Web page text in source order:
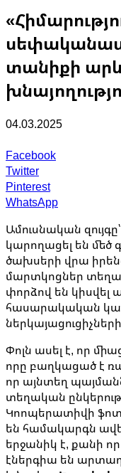
տանիքի
04.03.2025
Facebook
Twitter
Pinterest
WhatsApp
Ամուսնական
կարողացել են մեծ
ծախսերի վրա
մարտկոցներ
փորձով են կիսվել
հասարակական
Փոլն ասել է, որ
որը բաղկացած է
որ այնտեղ
տեղական
Կոոպերատիվի
են համակարգն
երջանիկ է, քանի
էներգիա են